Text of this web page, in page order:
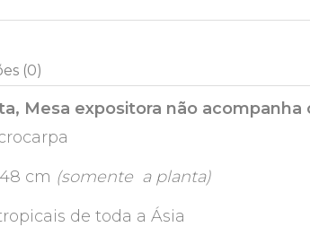
(0)
Mesa expositora não acompanha
cm (somente a planta)
de toda a Ásia